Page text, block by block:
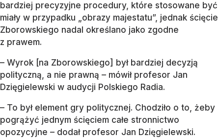
bardziej precyzyjne procedury, które stosowane być
miały w przypadku „obrazy majestatu”, jednak ścięcie
Zborowskiego nadal określano jako zgodne
z prawem.
– Wyrok [na Zborowskiego] był bardziej decyzją
polityczną, a nie prawną – mówił profesor Jan
Dzięgielewski w audycji Polskiego Radia.
– To był element gry politycznej. Chodziło o to, żeby
pogrążyć jednym ścięciem całe stronnictwo
opozycyjne – dodał profesor Jan Dzięgielewski.